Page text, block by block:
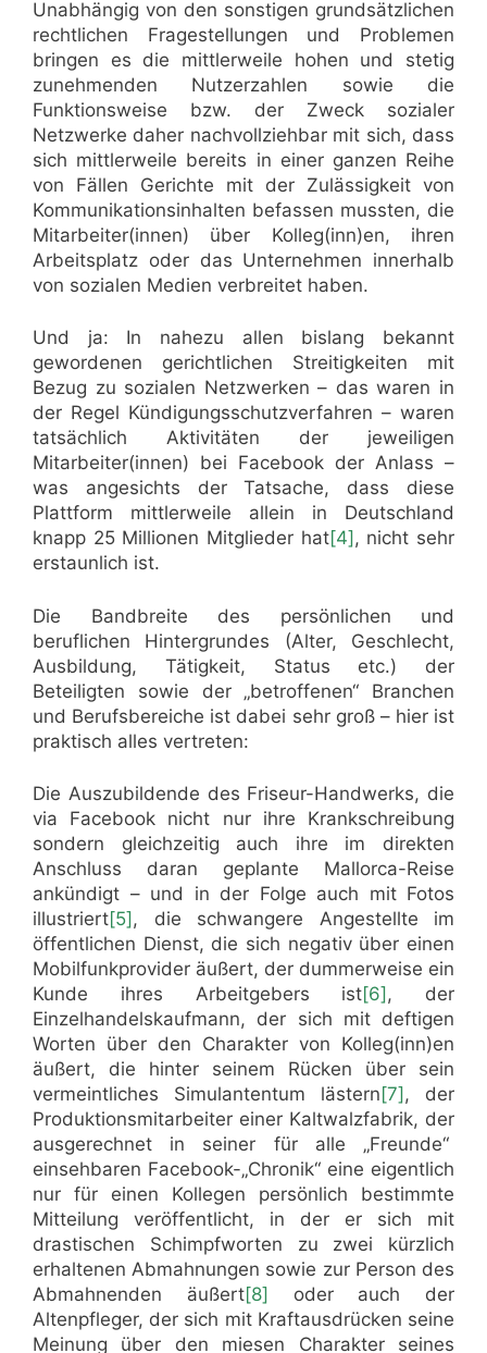
Unabhängig von den sonstigen grundsätzlichen
rechtlichen Fragestellungen und Problemen
bringen es die mittlerweile hohen und stetig
zunehmenden Nutzerzahlen sowie die
Funktionsweise bzw. der Zweck sozialer
Netzwerke daher nachvollziehbar mit sich, dass
sich mittlerweile bereits in einer ganzen Reihe
von Fällen Gerichte mit der Zulässigkeit von
Kommunikationsinhalten befassen mussten, die
Mitarbeiter(innen) über Kolleg(inn)en, ihren
Arbeitsplatz oder das Unternehmen innerhalb
von sozialen Medien verbreitet haben.
Und ja: In nahezu allen bislang bekannt
gewordenen gerichtlichen Streitigkeiten mit
Bezug zu sozialen Netzwerken – das waren in
der Regel Kündigungsschutzverfahren – waren
tatsächlich Aktivitäten der jeweiligen
Mitarbeiter(innen) bei Facebook der Anlass –
was angesichts der Tatsache, dass diese
Plattform mittlerweile allein in Deutschland
knapp 25 Millionen Mitglieder hat[4] , nicht sehr
erstaunlich ist.
Die Bandbreite des persönlichen und
beruflichen Hintergrundes (Alter, Geschlecht,
Ausbildung, Tätigkeit, Status etc.) der
Beteiligten sowie der „betroffenen“ Branchen
und Berufsbereiche ist dabei sehr groß – hier ist
praktisch alles vertreten:
Die Auszubildende des Friseur-Handwerks, die
via Facebook nicht nur ihre Krankschreibung
sondern gleichzeitig auch ihre im direkten
Anschluss daran geplante Mallorca-Reise
ankündigt – und in der Folge auch mit Fotos
illustriert[5] , die schwangere Angestellte im
öffentlichen Dienst, die sich negativ über einen
Mobilfunkprovider äußert, der dummerweise ein
Kunde ihres Arbeitgebers ist[6] , der
Einzelhandelskaufmann, der sich mit deftigen
Worten über den Charakter von Kolleg(inn)en
äußert, die hinter seinem Rücken über sein
vermeintliches Simulantentum lästern [7] , der
Produktionsmitarbeiter einer Kaltwalzfabrik, der
ausgerechnet in seiner für alle „Freunde“
einsehbaren Facebook-„Chronik“ eine eigentlich
nur für einen Kollegen persönlich bestimmte
Mitteilung veröffentlicht, in der er sich mit
drastischen Schimpfworten zu zwei kürzlich
erhaltenen Abmahnungen sowie zur Person des
Abmahnenden äußert[8]
oder auch der
Altenpfleger, der sich mit Kraftausdrücken seine
Meinung über den miesen Charakter seines